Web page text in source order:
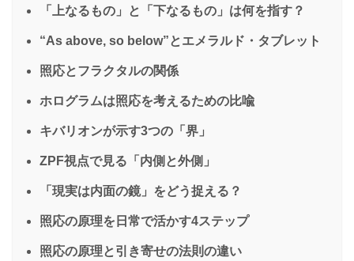
「上なるもの」と「下なるもの」は何を指す？
“As above, so below”とエメラルド・タブレット
照応とフラクタルの関係
ホログラムは照応を考えるための比喩
キバリオンが示す3つの「界」
ZPF視点で見る「内側と外側」
「現実は内面の鏡」をどう捉える？
照応の原理を日常で活かす4ステップ
照応の原理と引き寄せの法則の違い